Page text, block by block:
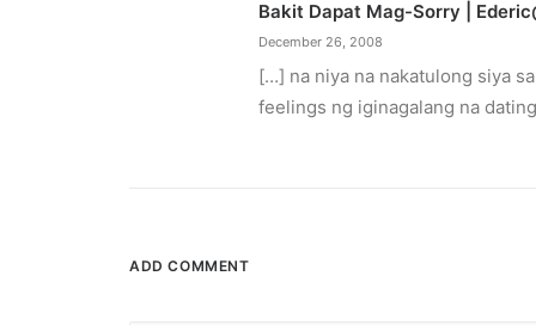
Bakit Dapat Mag-Sorry |
December 26, 2008
[…] na niya na nakatulong siya
feelings ng iginagalang na
ADD COMMENT